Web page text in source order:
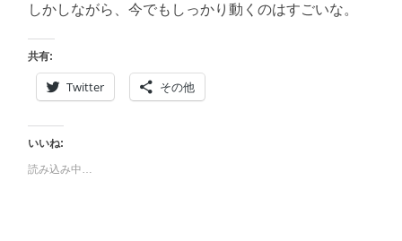
しかしながら、今でもしっかり動くのはすごいな。
共有:
Twitter その他
いいね:
読み込み中…